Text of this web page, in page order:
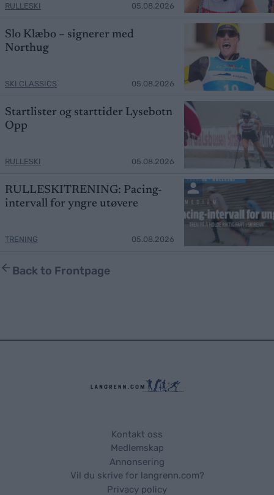
RULLESKI 05.08.2026
Slo Klæbo – signerer med
Northug
SKI CLASSICS 05.08.2026
Startlister og starttider Lysebotn
Opp
RULLESKI 05.08.2026
RULLESKITRENING: Pacing-
intervall for yngre utøvere
TRENING 05.08.2026
Back to Frontpage
Kontakt oss
Medlemskap
Annonsering
Vil du skrive for langrenn.com?
Privacy policy